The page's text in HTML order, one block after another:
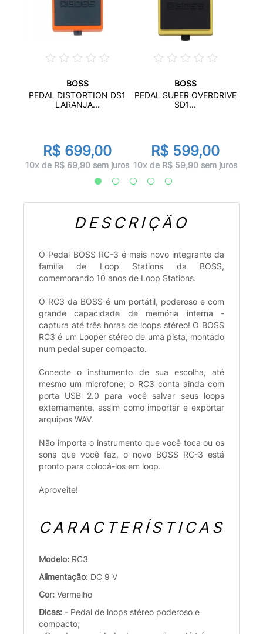
BOSS
PEDAL DISTORTION DS1
LARANJA...
R$ 699,00
10x de R$ 69,90 sem juros
BOSS
PEDAL SUPER OVERDRIVE
SD1...
R$ 599,00
10x de R$ 59,90 sem juros
DESCRIÇÃO
O Pedal BOSS RC-3 é mais novo integrante da
família de Loop Stations da BOSS,
comemorando 10 anos de Loop Stations.
O RC3 da BOSS é um portátil, poderoso e com
grande capacidade de memória interna -
captura até três horas de loops stéreo! O BOSS
RC3 é um Looper stéreo de uma pista, montado
num pedal super compacto.
Conecte o instrumento de sua escolha, até
mesmo um microfone; o RC3 conta ainda com
porta USB 2.0 para você salvar seus loops
externamente, assim como importar e exportar
arquipos WAV.
Não importa o instrumento que você toca ou os
sons que você faz, o novo BOSS RC-3 está
pronto para colocá-los em loop.
Aproveite!
CARACTERÍSTICAS
Modelo: RC3
Alimentação: DC 9 V
Cor: Vermelho
Dicas: - Pedal de loops stéreo poderoso e
compacto;